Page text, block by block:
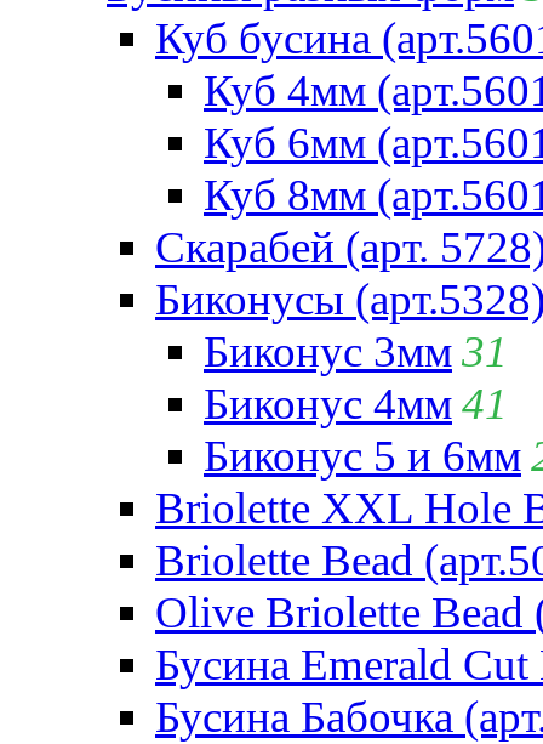
Куб бусина
Куб 4мм
Куб 6мм
Куб 8мм
Скарабей (арт.
Биконусы
Биконус 3мм31
Биконус 4мм41
Биконус 5 и 6мм
Briolette XXL Hole
Briolette Bead
Olive Briolette Bead
Бусина Emerald Cut
Бусина Бабочка